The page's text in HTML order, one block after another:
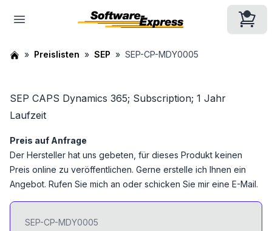
Preislisten SEP SEP-CP-MDY0005
SEP CAPS Dynamics 365; Subscription; 1 Jahr
Laufzeit
Preis auf Anfrage
Der Hersteller hat uns gebeten, für dieses Produkt keinen
Preis online zu veröffentlichen. Gerne erstelle ich Ihnen ein
Angebot. Rufen Sie mich an oder schicken Sie mir eine E-Mail.
SEP-CP-MDY0005